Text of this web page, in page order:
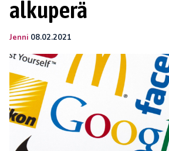
alkuperä
Jenni 08.02.2021